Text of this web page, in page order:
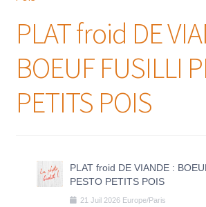
NOS BOUTIQUES
MON COMPTE
PLAT froid DE
BOEUF FUSILLI
PETITS POIS
PLAT froid DE VIANDE :
PESTO PETITS POIS
21 Juil 2026 Europe/Paris